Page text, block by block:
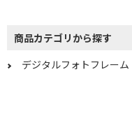
商品カテゴリから探す
デジタルフォトフレーム